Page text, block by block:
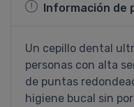
Información de
Un cepillo dental
personas con alta
de puntas
higiene bucal sin